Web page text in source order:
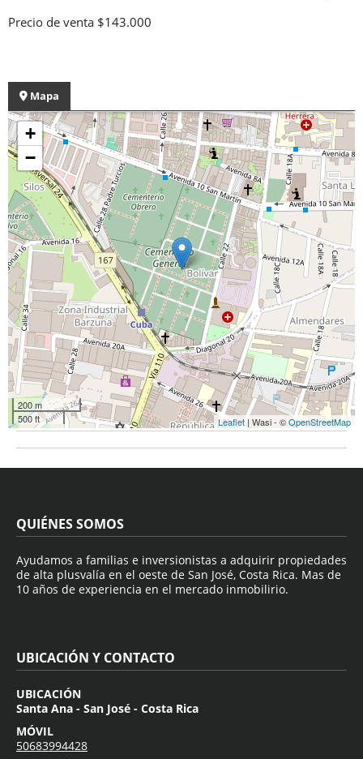
Precio de venta $143.000
Mapa
+
−
200 m
500 ft
Leaflet| Wasi - ©OpenStreetMap
QUIÉNES SOMOS
Ayudamos a familias e inversionistas a adquirir propiedades
de alta plusvalía en el oeste de San José, Costa Rica. Mas de
10 años de experiencia en el mercado inmobilirio.
UBICACIÓN Y CONTACTO
UBICACIÓN
Santa Ana - San José - Costa Rica
MÓVIL
50683994428